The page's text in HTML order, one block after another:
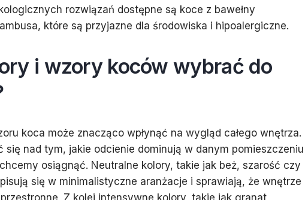
rozwiązań dostępne są koce z bawełny
które są przyjazne dla środowiska i hipoalergiczne.
i wzory koców wybrać do
koca może znacząco wpłynąć na wygląd całego wnętrza.
się nad tym, jakie odcienie dominują w danym pomieszczeniu
osiągnąć. Neutralne kolory, takie jak beż, szarość czy
się w minimalistyczne aranżacje i sprawiają, że wnętrze
Z kolei intensywne kolory, takie jak granat,